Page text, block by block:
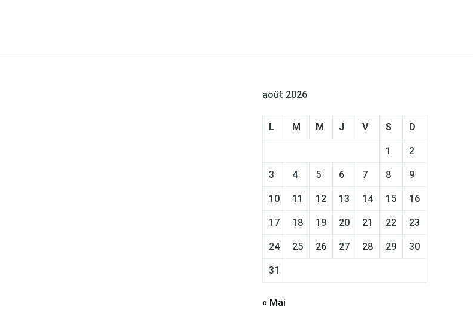
août 2026
L M M J V S D
1 2
3 4 5 6 7 8 9
10 11 12 13 14 15 16
17 18 19 20 21 22 23
24 25 26 27 28 29 30
31
« Mai